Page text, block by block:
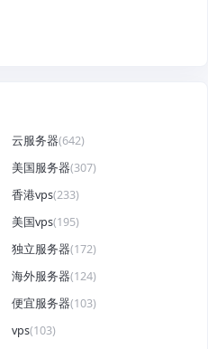
云服务器(642)
美国服务器(307)
香港vps(233)
美国vps(195)
独立服务器(172)
海外服务器(124)
便宜服务器(103)
vps(103)